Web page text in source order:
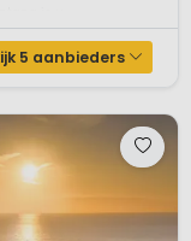
5 aanbieders